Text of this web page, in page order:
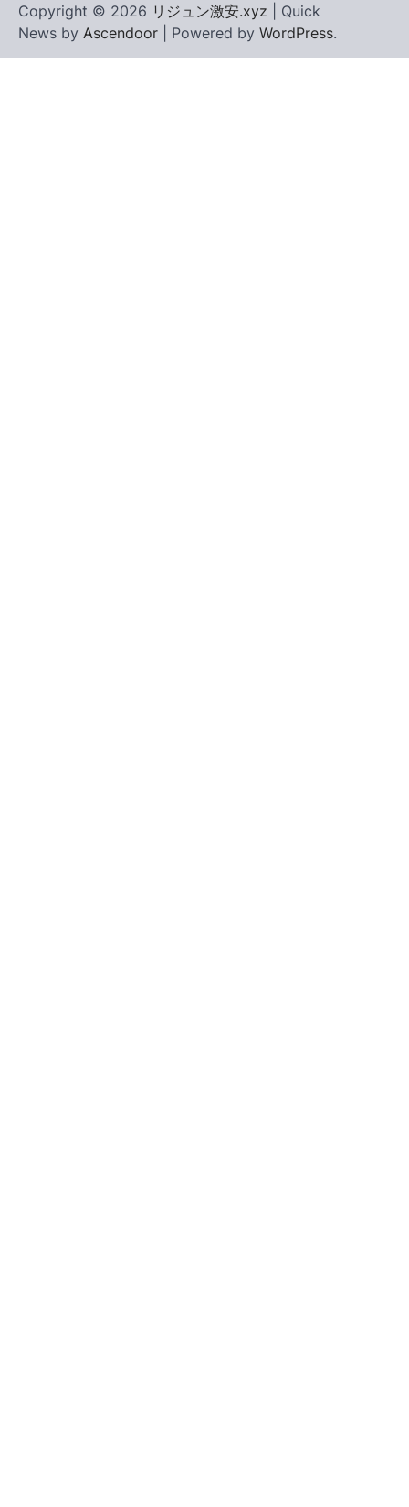
Copyright © 2026 リジュン激安.xyz | Quick
News by Ascendoor | Powered by WordPress.